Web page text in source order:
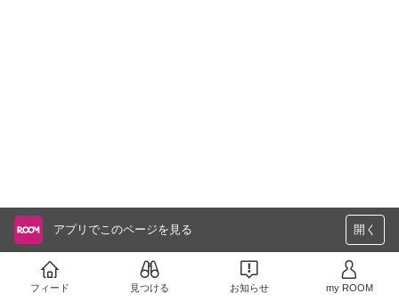
アプリでこのページを見る 開く
フィード 見つける お知らせ my ROOM